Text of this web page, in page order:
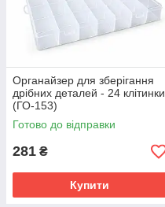
Органайзер для зберігання
дрібних деталей - 24 клітинки
(ГО-153)
Готово до відправки
281 ₴
Купити